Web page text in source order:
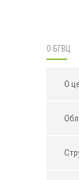
О БГВЦ
О